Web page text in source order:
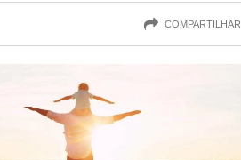
COMPARTILHAR